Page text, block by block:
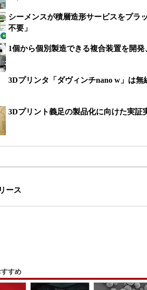
シーメンスが積層造形サービスをプラ
不要」
1個から個別製造できる複合装置を開
3Dプリンタ「ダヴィンチnano w」は
3Dプリント義足の製品化に向けた実証
ース
すめ